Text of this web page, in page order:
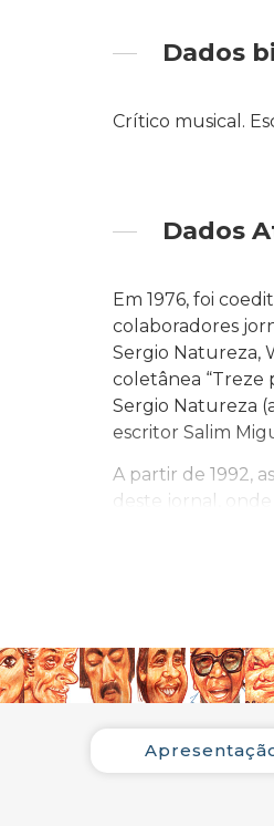
Dados
Crítico musical.
Dados
Em 1976, foi
colaboradores
Sergio Natureza,
coletânea “Treze
Sergio Natureza
escritor Salim
A partir de 1992,
deste jornal,
Colaborou em
MPB” de 2002,
Atuou diversas
Brasileira” (Ex